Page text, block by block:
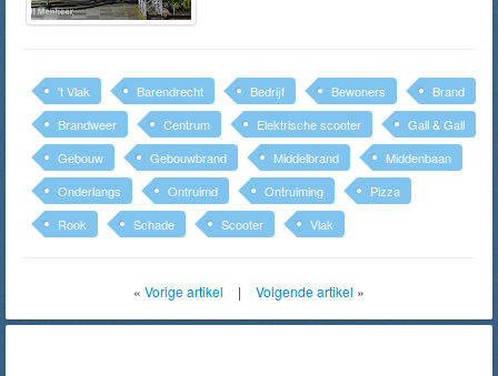
't Vlak Barendrecht Bedrijf Bewoners
Brand
Brandweer
Centrum Elektrische scooter
Gall & Gall
Gebouw
Gebouwbrand Middelbrand
Middenbaan
Onderlangs
Ontruimd Ontruiming
Pizza
Rook
Schade Scooter Vlak
« Vorige artikel | Volgende artikel »